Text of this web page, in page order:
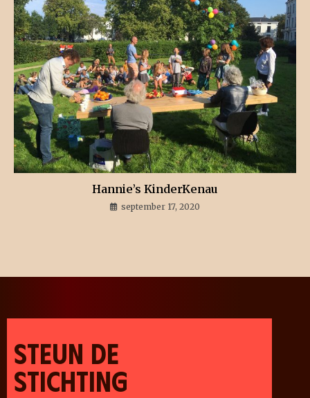
Hannie’s KinderKenau
september 17, 2020
STEUN DE
STICHTING